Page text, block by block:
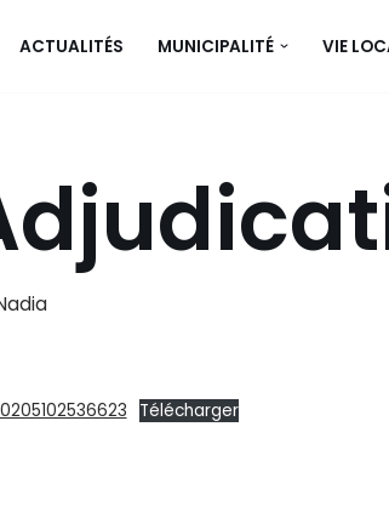
ACTUALITÉS MUNICIPALITÉ VIE
Télécharger